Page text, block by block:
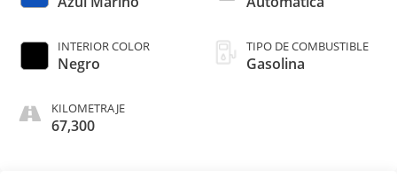
INTERIOR COLOR
Negro
KILOMETRAJE
67,300
TIPO DE COMBUSTIBLE
Gasolina